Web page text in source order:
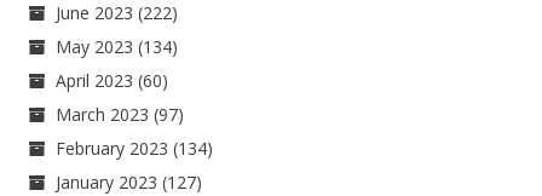
June 2023 (222)
May 2023 (134)
April 2023 (60)
March 2023 (97)
February 2023 (134)
January 2023 (127)